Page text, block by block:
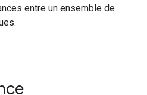
entre un ensemble de